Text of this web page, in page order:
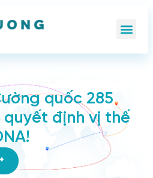
quốc 285
định vị thế